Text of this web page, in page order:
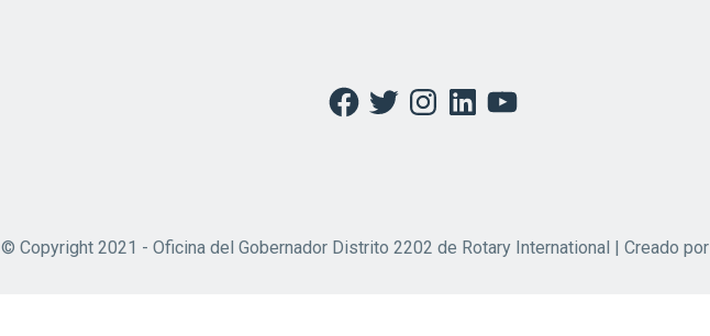
Facebook
TwitterInstagramLinkedInYouTube
© Copyright 2021 - Oficina del Gobernador Distrito 2202 de Rotary International | Creado por